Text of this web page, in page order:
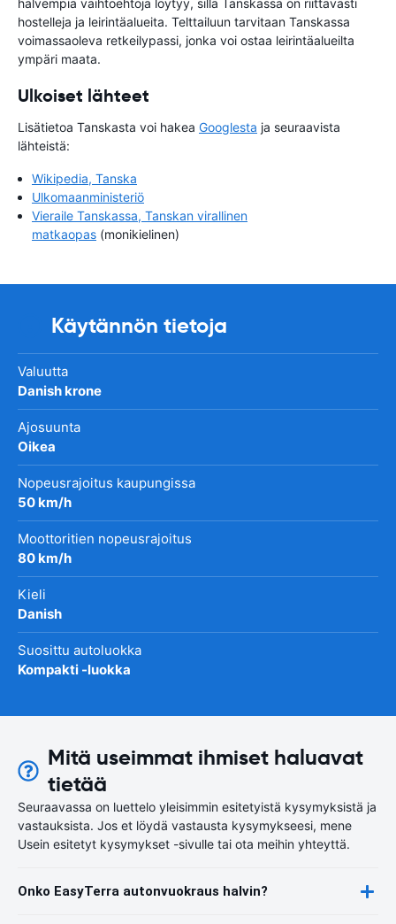
halvempia vaihtoehtoja löytyy, sillä Tanskassa on riittävästi
hostelleja ja leirintäalueita. Telttailuun tarvitaan Tanskassa
voimassaoleva retkeilypassi, jonka voi ostaa leirintäalueilta
ympäri maata.
Ulkoiset lähteet
Lisätietoa Tanskasta voi hakea Googlesta ja seuraavista
lähteistä:
Wikipedia, Tanska
Ulkomaanministeriö
Vieraile Tanskassa, Tanskan virallinen
matkaopas (monikielinen)
Käytännön tietoja
Valuutta
Danish krone
Ajosuunta
Oikea
Nopeusrajoitus kaupungissa
50 km/h
Moottoritien nopeusrajoitus
80 km/h
Kieli
Danish
Suosittu autoluokka
Kompakti -luokka
Mitä useimmat ihmiset haluavat
tietää
Seuraavassa on luettelo yleisimmin esitetyistä kysymyksistä ja
vastauksista. Jos et löydä vastausta kysymykseesi, mene
Usein esitetyt kysymykset -sivulle tai ota meihin yhteyttä.
Onko EasyTerra autonvuokraus halvin?